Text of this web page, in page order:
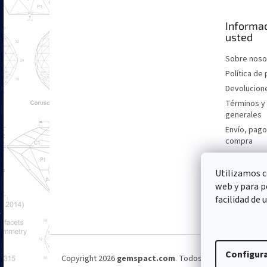
Utilizamos
web y para
facilidad de
p
á
g
n
a
usted
Sobre
Política de
Términos
generales
Envío,
compra
Copyright 2026 gemspact.com. Todos los derechos